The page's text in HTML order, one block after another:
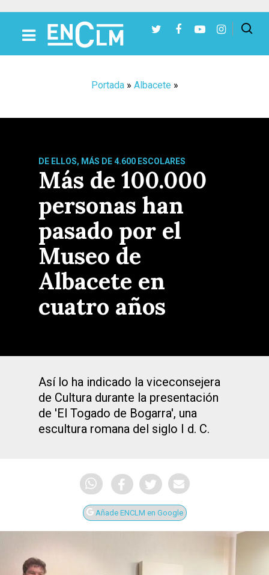
Portada» Albacete »
DE ELLOS, MÁS DE 4.600 ESCOLARES
Más de 100.000
personas han
pasado por el
Museo de
Albacete en
cuatro años
Así lo ha indicado la viceconsejera
de Cultura durante la presentación
de 'El Togado de Bogarra', una
escultura romana del siglo I d. C.
Añade ENCLM en Google